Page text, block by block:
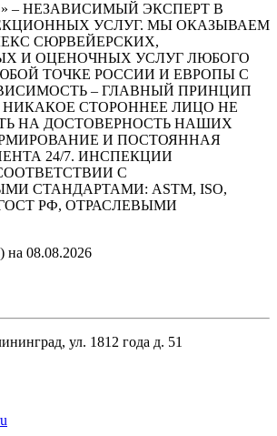
– НЕЗАВИСИМЫЙ ЭКСПЕРТ В
УСЛУГ. МЫ ОКАЗЫВАЕМ
СЮРВЕЙЕРСКИХ,
И ОЦЕНОЧНЫХ УСЛУГ ЛЮБОГО
ТОЧКЕ РОССИИ И ЕВРОПЫ С
– ГЛАВНЫЙ ПРИНЦИП
СТОРОННЕЕ ЛИЦО НЕ
НА ДОСТОВЕРНОСТЬ НАШИХ
И ПОСТОЯННАЯ
24/7. ИНСПЕКЦИИ
С
СТАНДАРТАМИ: ASTM, ISO,
ГОСТ РФ, ОТРАСЛЕВЫМИ
08.08.2026
ул. 1812 года д. 51